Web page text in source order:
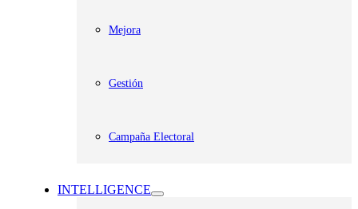
Mejora
Gestión
Campaña Electoral
INTELLIGENCE